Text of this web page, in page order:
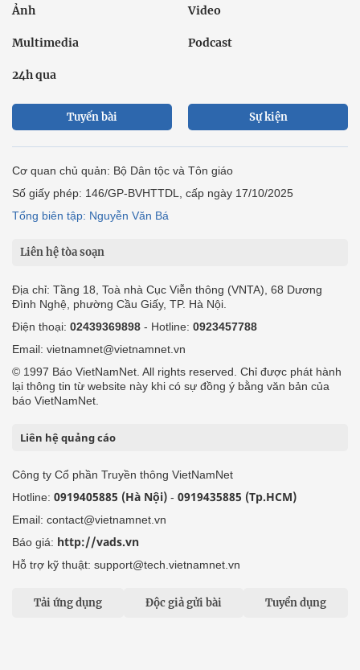
Ảnh Video
Multimedia Podcast
24h qua
Tuyến bài Sự kiện
Cơ quan chủ quản: Bộ Dân tộc và Tôn giáo
Số giấy phép: 146/GP-BVHTTDL, cấp ngày 17/10/2025
Tổng biên tập: Nguyễn Văn Bá
Liên hệ tòa soạn
Địa chỉ: Tầng 18, Toà nhà Cục Viễn thông (VNTA), 68 Dương
Đình Nghệ, phường Cầu Giấy, TP. Hà Nội.
Điện thoại: 02439369898 - Hotline: 0923457788
Email: vietnamnet@vietnamnet.vn
© 1997 Báo VietNamNet. All rights reserved. Chỉ được phát hành
lại thông tin từ website này khi có sự đồng ý bằng văn bản của
báo VietNamNet.
Liên hệ quảng cáo
Công ty Cổ phần Truyền thông VietNamNet
Hotline: 0919405885 (Hà Nội) - 0919435885 (Tp.HCM)
Email: contact@vietnamnet.vn
Báo giá: http://vads.vn
Hỗ trợ kỹ thuật: support@tech.vietnamnet.vn
Tải ứng dụng Độc giả gửi bài Tuyển dụng